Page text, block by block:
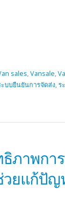
sales,Vansale,
บบยืนยันการจัดส่ง,ร
ภาพก
วยแก้